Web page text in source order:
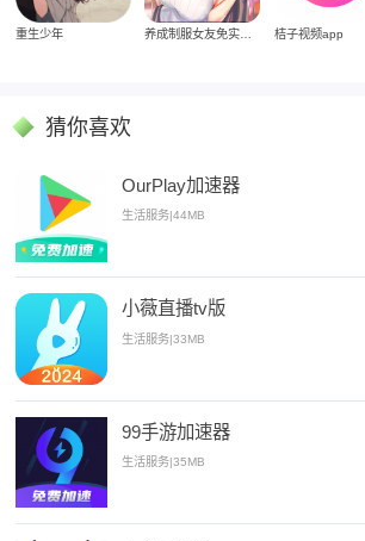
重生少年 桔子视频app
猜你喜欢
OurPlay加速器
生活服务 |44MB
小薇直播tv版
生活服务|33MB
99手游加速器
生活服务|35MB